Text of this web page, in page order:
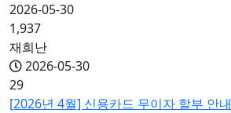
2026-05-30
1,937
재희난
2026-05-30
29
[2026년 4월] 신용카드 무이자 할부 안내